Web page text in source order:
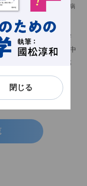
閉じる
閉じる
学／神戸大学医学部附属病
病院、コロンビア大学
研修後、アメリカ、中
合病院で感染症内科部
年より現職。